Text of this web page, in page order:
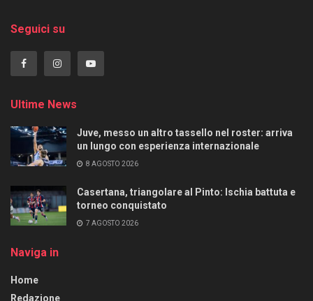
Seguici su
Ultime News
Juve, messo un altro tassello nel roster: arriva
un lungo con esperienza internazionale
8 AGOSTO 2026
Casertana, triangolare al Pinto: Ischia battuta e
torneo conquistato
7 AGOSTO 2026
Naviga in
Home
Redazione